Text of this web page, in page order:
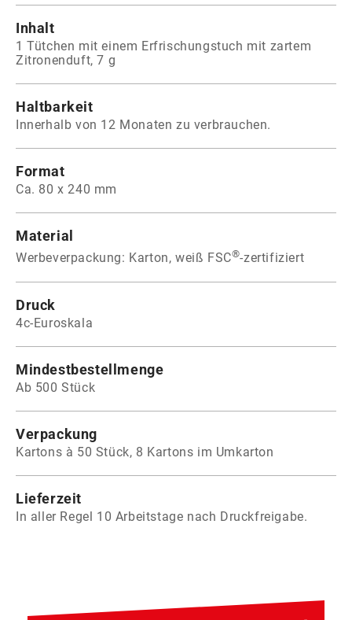
Inhalt
1 Tütchen mit einem Erfrischungstuch mit zartem
Zitronenduft, 7 g
Haltbarkeit
Innerhalb von 12 Monaten zu verbrauchen.
Format
Ca. 80 x 240 mm
Material
Werbeverpackung: Karton, weiß FSC®-zertifiziert
Druck
4c-Euroskala
Mindestbestellmenge
Ab 500 Stück
Verpackung
Kartons à 50 Stück, 8 Kartons im Umkarton
Lieferzeit
In aller Regel 10 Arbeitstage nach Druckfreigabe.